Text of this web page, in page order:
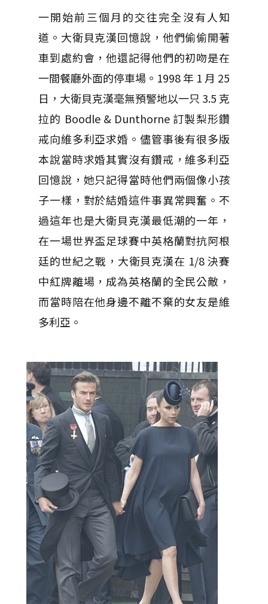
一開始前三個月的交往完全沒有人知
道。大衛貝克漢回憶說，他們偷偷開著
車到處約會，他還記得他們的初吻是在
一間餐廳外面的停車場。1998 年 1 月 25
日，大衛貝克漢毫無預警地以一只 3.5 克
拉的 Boodle & Dunthorne 訂製梨形鑽
戒向維多利亞求婚。儘管事後有很多版
本說當時求婚其實沒有鑽戒，維多利亞
回憶說，她只記得當時他們兩個像小孩
子一樣，對於結婚這件事異常興奮。不
過這年也是大衛貝克漢最低潮的一年，
在一場世界盃足球賽中英格蘭對抗阿根
廷的世紀之戰，大衛貝克漢在 1/8 決賽
中紅牌離場，成為英格蘭的全民公敵，
而當時陪在他身邊不離不棄的女友是維
多利亞。